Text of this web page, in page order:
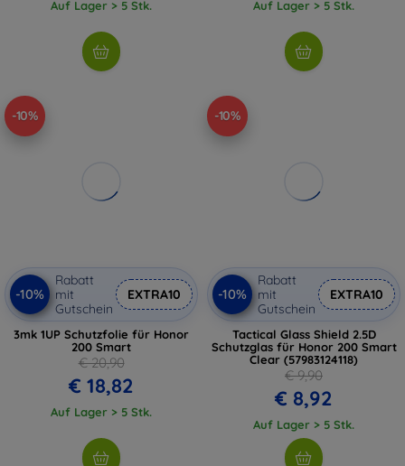
Auf Lager > 5 Stk. Auf Lager > 5 Stk.
-10%
-10%
Rabatt
mit
Gutschein
EXTRA10
3mk 1UP Schutzfolie für Honor
200 Smart
€ 20,90
€ 18,82
Auf Lager > 5 Stk.
-10%
-10%
Rabatt
mit
Gutschein
EXTRA10
Tactical Glass Shield 2.5D
Schutzglas für Honor 200 Smart
Clear (57983124118)
€ 9,90
€ 8,92
Auf Lager > 5 Stk.